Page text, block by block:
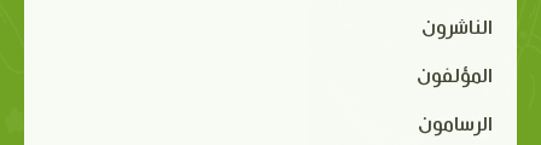
الناشرون
المؤلفون
الرسامون